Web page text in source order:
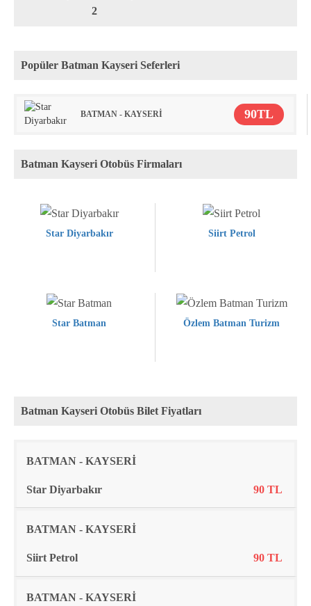
2
Popüler Batman Kayseri Seferleri
BATMAN - KAYSERİ 90TL
Batman Kayseri Otobüs Firmaları
Star Diyarbakır Siirt Petrol
Star Batman Özlem Batman Turizm
Batman Kayseri Otobüs Bilet Fiyatları
Rota Firma Fiyat
BATMAN - KAYSERİ
Star Diyarbakır 90 TL
BATMAN - KAYSERİ
Siirt Petrol 90 TL
BATMAN - KAYSERİ